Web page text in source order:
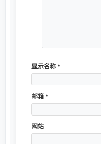
显示名称 *
邮箱 *
网站